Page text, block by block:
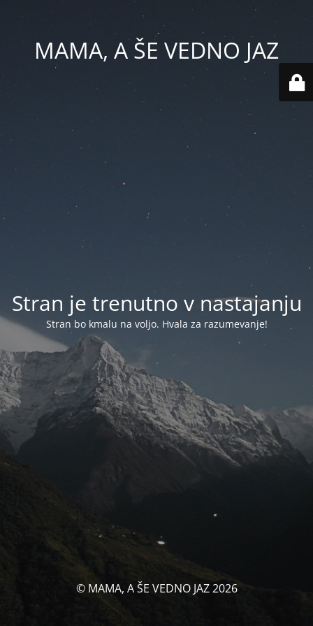
MAMA, A ŠE VEDNO JAZ
Stran je trenutno v nastajanju
Stran bo kmalu na voljo. Hvala za razumevanje!
© MAMA, A ŠE VEDNO JAZ 2026